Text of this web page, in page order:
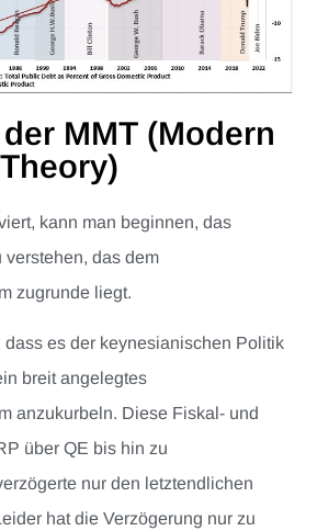
MMT (Modern
kann man beginnen, das
das dem
zugrunde liegt.
dass es der keynesianischen Politik
breit angelegtes
anzukurbeln. Diese Fiskal- und
über QE bis hin zu
nur den letztendlichen
hat die Verzögerung nur zu